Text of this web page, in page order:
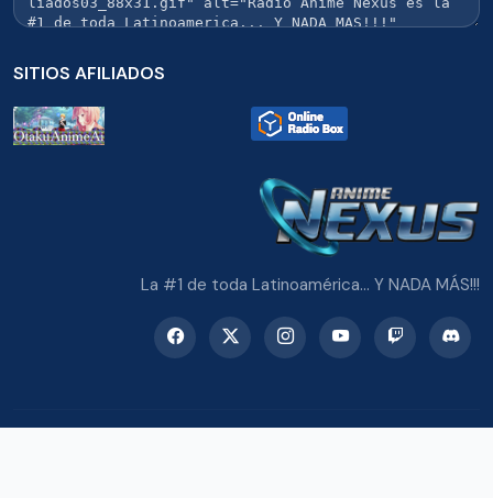
SITIOS AFILIADOS
La #1 de toda Latinoamérica... Y NADA MÁS!!!